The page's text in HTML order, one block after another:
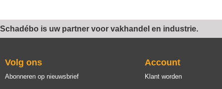
Schadébo is uw partner voor vakhandel en industrie.
Volg ons
Abonneren op nieuwsbrief
Account
Klant worden